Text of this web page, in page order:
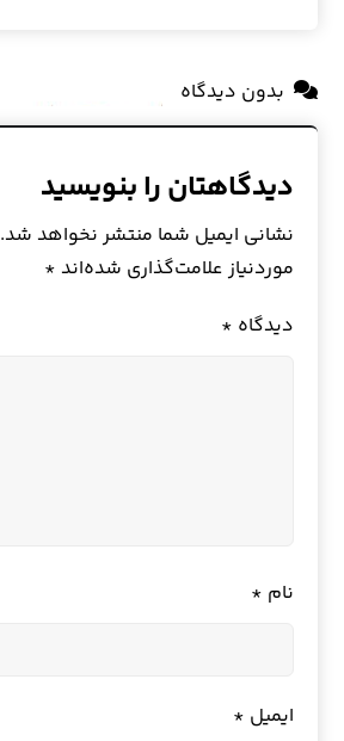
بدون دیدگاه
دیدگاهتان را بنویسید
نشانی ایمیل شما منتشر نخواهد شد.
موردنیاز علامت‌گذاری شده‌اند *
دیدگاه *
نام *
ایمیل *